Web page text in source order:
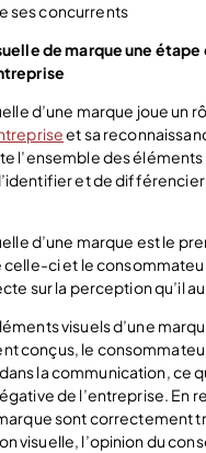
ses concurrents
de marque une
d’une marque joue un
et sa
l’ensemble des éléments
et de différencier
d’une marque est le
ci et le
sur la perception qu’il
visuels d’une
conçus, le
la communication, ce
de l’entreprise. En
sont correctement
visuelle, l’opinion du